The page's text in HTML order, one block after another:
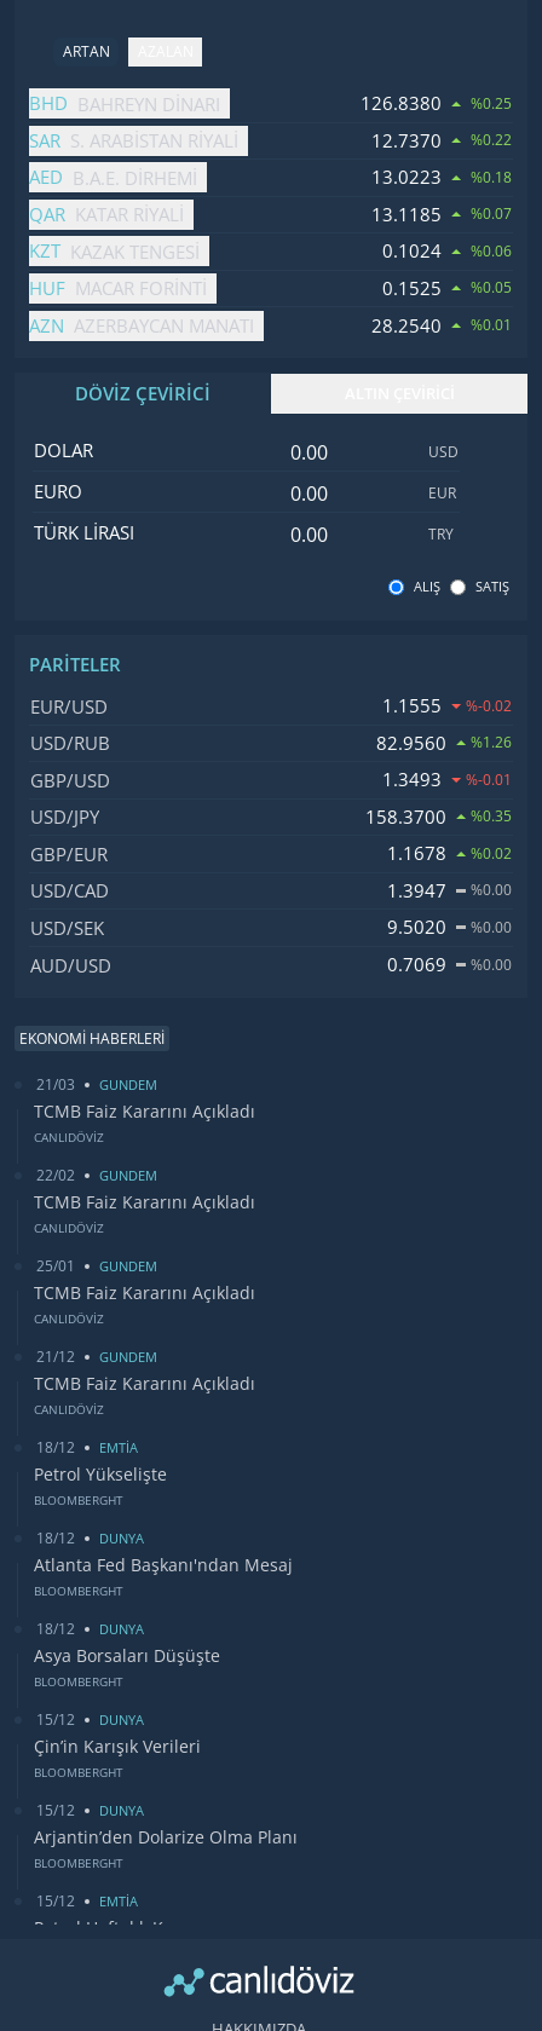
ARTAN
İsim Fiyat Değişim
BHD BAHREYN DINARI 126.8380 %0.25
SAR S. ARABISTAN RIYALI 12.7370 %0.22
AED B.A.E. DIRHEMI 13.0223 %0.18
QAR KATAR RIYALI 13.1185 %0.07
KZT KAZAK TENGESI 0.1024 %0.06
HUF MACAR FORINTI 0.1525 %0.05
AZN AZERBAYCAN MANATI 28.2540 %0.01
DÖVİZ ÇEVİRİCİ
İsimDeğer
DOLAR Dolar değeri USD
EURO Euro değeri EUR
TÜRK LIRASI Türk Lirası değeri
TRY
ALIŞ SATIŞ
PARITELER
İsim, Kod
EUR/USD 1.1555 %-0.02
USD/RUB 82.9560 %1.26
GBP/USD 1.3493 %-0.01
USD/JPY 158.3700 %0.35
GBP/EUR 1.1678 %0.02
USD/CAD 1.3947 %0.00
USD/SEK 9.5020 %0.00
AUD/USD 0.7069 %0.00
EKONOMİ HABERLERİ
21/03 GUNDEM
TCMB Faiz Kararını Açıkladı
CANLIDÖVİZ
22/02 GUNDEM
TCMB Faiz Kararını Açıkladı
CANLIDÖVİZ
25/01 GUNDEM
TCMB Faiz Kararını Açıkladı
CANLIDÖVİZ
21/12 GUNDEM
TCMB Faiz Kararını Açıkladı
CANLIDÖVİZ
18/12 EMTİA
Petrol Yükselişte
BLOOMBERGHT
18/12 DUNYA
Atlanta Fed Başkanı'ndan Mesaj
BLOOMBERGHT
18/12 DUNYA
Asya Borsaları Düşüşte
BLOOMBERGHT
15/12 DUNYA
Çin’in Karışık Verileri
BLOOMBERGHT
15/12 DUNYA
Arjantin’den Dolarize Olma Planı
BLOOMBERGHT
15/12 EMTİA
Petrol Haftalık Kazancı
Bugün Gözler Fed Faiz Kararında